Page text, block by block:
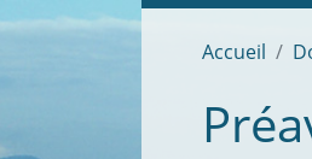
Accueil